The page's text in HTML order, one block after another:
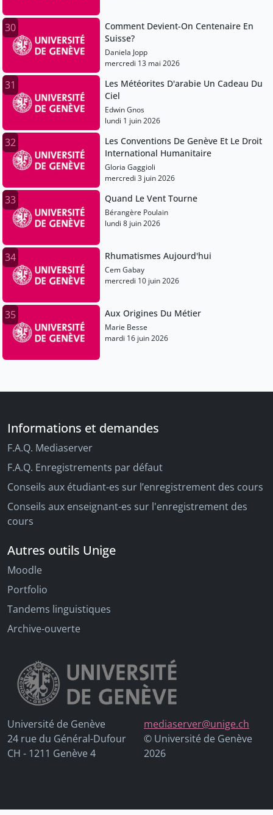
30
Comment Devient-On Centenaire En
Suisse?
Daniela Jopp
mercredi 13 mai 2026
31
Les Météorites D'arabie Un Cadeau Du
Ciel
Edwin Gnos
lundi 1 juin 2026
32
Les Conventions De Genève Et Le Droit
International Humanitaire
Gloria Gaggioli
mercredi 3 juin 2026
33 Quand Le Vent Tourne
Bérangère Poulain
lundi 8 juin 2026
34 Rhumatismes Aujourd'hui
Cem Gabay
mercredi 10 juin 2026
35 Aux Origines Du Métier
Marie Besse
mardi 16 juin 2026
Informations et demandes
F.A.Q. Mediaserver
F.A.Q. Enregistrements par défaut
Conseils aux étudiant-es sur l’enregistrement des cours
Conseils aux enseignant-es sur l'enregistrement des
cours
Autres outils Unige
Moodle
Portfolio
Tandems linguistiques
Archive-ouverte
Université de Genève
24 rue du Général-Dufour
CH - 1211 Genève 4
mediaserver@unige.ch
© Université de Genève
2026